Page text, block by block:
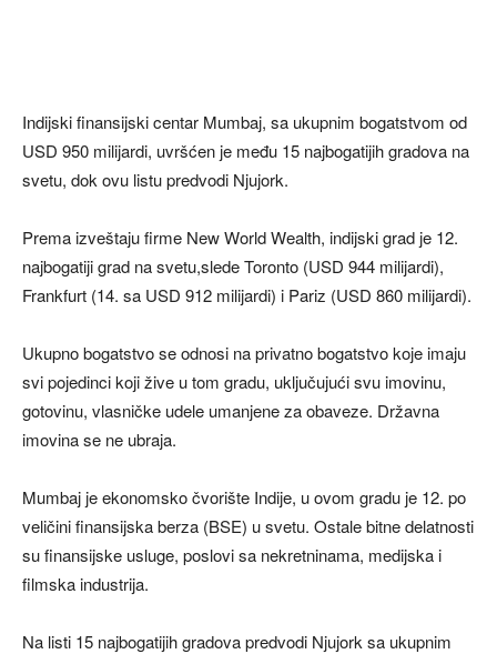
Indijski finansijski centar Mumbaj, sa ukupnim bogatstvom od
USD 950 milijardi, uvršćen je među 15 najbogatijih gradova na
svetu, dok ovu listu predvodi Njujork.
Prema izveštaju firme New World Wealth, indijski grad je 12.
najbogatiji grad na svetu,slede Toronto (USD 944 milijardi),
Frankfurt (14. sa USD 912 milijardi) i Pariz (USD 860 milijardi).
Ukupno bogatstvo se odnosi na privatno bogatstvo koje imaju
svi pojedinci koji žive u tom gradu, uključujući svu imovinu,
gotovinu, vlasničke udele umanjene za obaveze. Državna
imovina se ne ubraja.
Mumbaj je ekonomsko čvorište Indije, u ovom gradu je 12. po
veličini finansijska berza (BSE) u svetu. Ostale bitne delatnosti
su finansijske usluge, poslovi sa nekretninama, medijska i
filmska industrija.
Na listi 15 najbogatijih gradova predvodi Njujork sa ukupnim